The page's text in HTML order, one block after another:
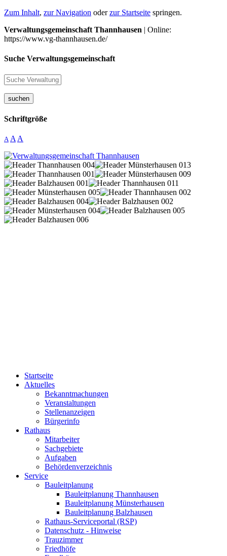
Zum Inhalt, zur Navigation oderzur Startseite springen.
Verwaltungsgemeinschaft Thannhausen | Online:
https://www.vg-thannhausen.de/
Suche Verwaltungsgemeinschaft
suchen
Schriftgröße
A A A
Startseite
Aktuelles
Bekanntmachungen
Veranstaltungen
Stellenanzeigen
Bürgerinfo
Rathaus
Mitarbeiter
Sachgebiete
Aufgaben
Behördenverzeichnis
Service
Bauleitplanung
Bauleitplanung Thannhausen
Bauleitplanung Münsterhausen
Bauleitplanung Balzhausen
Rathaus-Serviceportal (RSP)
Datenschutz - Hinweise
Trauzimmer
Friedhöfe